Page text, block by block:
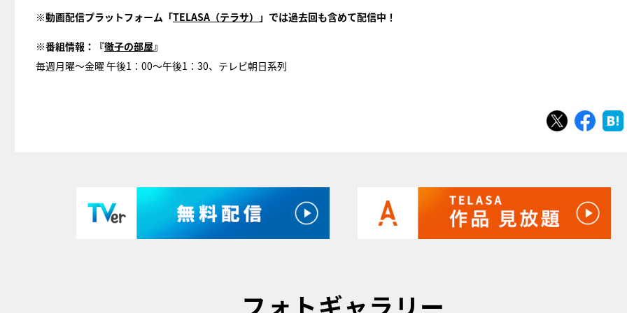
※動画配信プラットフォーム「TELASA （テラサ） 」では過去回も含めて配信中！
※番組情報：『徹子の部屋』
毎週月曜～金曜 午後1：00～午後1：30、テレビ朝日系列
ツイートシェア
フォトギャラリー